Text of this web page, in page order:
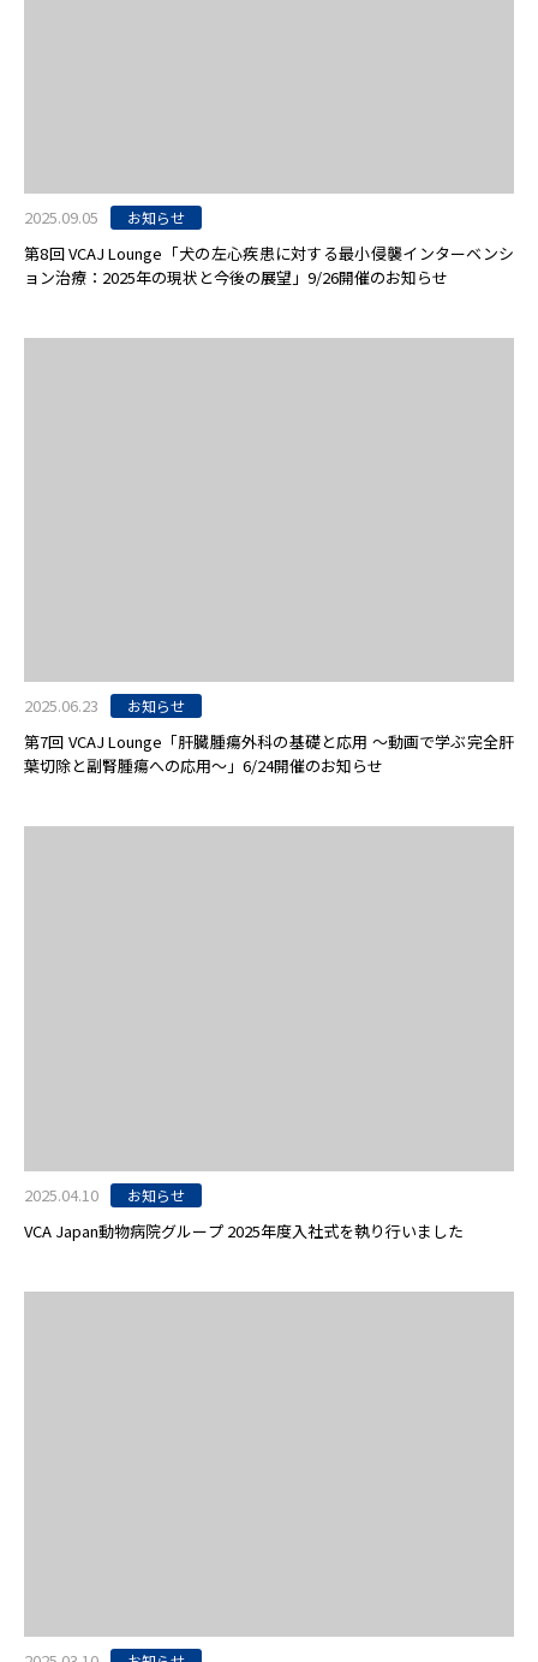
2025.09.05 お知らせ
第8回 VCAJ Lounge「犬の左心疾患に対する最小侵襲インターベンシ
ョン治療：2025年の現状と今後の展望」9/26開催のお知らせ
2025.06.23 お知らせ
第7回 VCAJ Lounge「肝臓腫瘍外科の基礎と応用 〜動画で学ぶ完全肝
葉切除と副腎腫瘍への応用〜」6/24開催のお知らせ
2025.04.10 お知らせ
VCA Japan動物病院グループ 2025年度入社式を執り行いました